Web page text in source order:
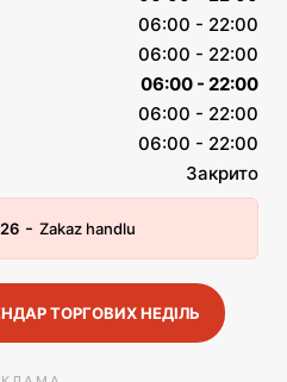
06:00 - 22:00
06:00 - 22:00
06:00 - 22:00
06:00 - 22:00
06:00 - 22:00
Закрито
- Zakaz handlu
ТОРГОВИХ НЕДІЛЬ